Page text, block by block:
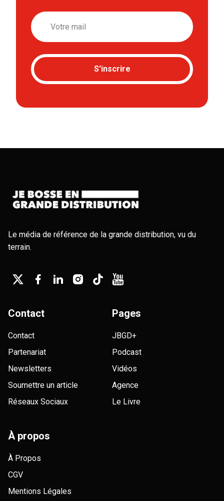
Email
S'inscrire
Le média de référence de la grande distribution, vu du
terrain.
Contact
Contact
Partenariat
Newsletters
Soumettre un article
Réseaux Sociaux
Pages
JBGD+
Podcast
Vidéos
Agence
Le Livre
À propos
À Propos
CGV
Mentions Légales